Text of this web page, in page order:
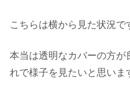
こちらは横から見た状況で
本当は透明なカバーの方が
れで様子を見たいと思いま